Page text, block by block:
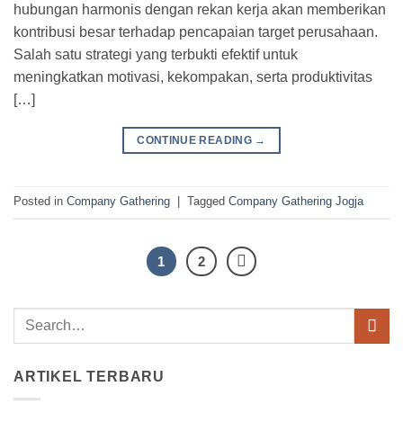
hubungan harmonis dengan rekan kerja akan memberikan
kontribusi besar terhadap pencapaian target perusahaan.
Salah satu strategi yang terbukti efektif untuk
meningkatkan motivasi, kekompakan, serta produktivitas
[…]
CONTINUE READING →
Posted in Company Gathering Tagged Company Gathering Jogja
1 2
ARTIKEL TERBARU